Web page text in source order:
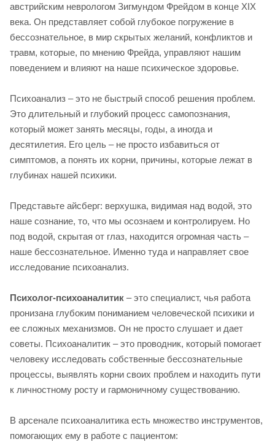
австрийским неврологом Зигмундом Фрейдом в конце XIX
века. Он представляет собой глубокое погружение в
бессознательное, в мир скрытых желаний, конфликтов и
травм, которые, по мнению Фрейда, управляют нашим
поведением и влияют на наше психическое здоровье.
Психоанализ – это не быстрый способ решения проблем.
Это длительный и глубокий процесс самопознания,
который может занять месяцы, годы, а иногда и
десятилетия. Его цель – не просто избавиться от
симптомов, а понять их корни, причины, которые лежат в
глубинах нашей психики.
Представьте айсберг: верхушка, видимая над водой, это
наше сознание, то, что мы осознаем и контролируем. Но
под водой, скрытая от глаз, находится огромная часть –
наше бессознательное. Именно туда и направляет свое
исследование психоанализ.
Психолог-психоаналитик – это специалист, чья работа
пронизана глубоким пониманием человеческой психики и
ее сложных механизмов. Он не просто слушает и дает
советы. Психоаналитик – это проводник, который помогает
человеку исследовать собственные бессознательные
процессы, выявлять корни своих проблем и находить пути
к личностному росту и гармоничному существованию.
В арсенале психоаналитика есть множество инструментов,
помогающих ему в работе с пациентом: